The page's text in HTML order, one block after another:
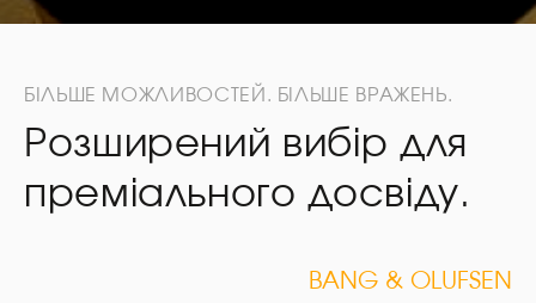
БІЛЬШЕ МОЖЛИВОСТЕЙ. БІЛЬШЕ ВРАЖЕНЬ.
Розширений вибір для
преміального досвіду.
BANG & OLUFSEN